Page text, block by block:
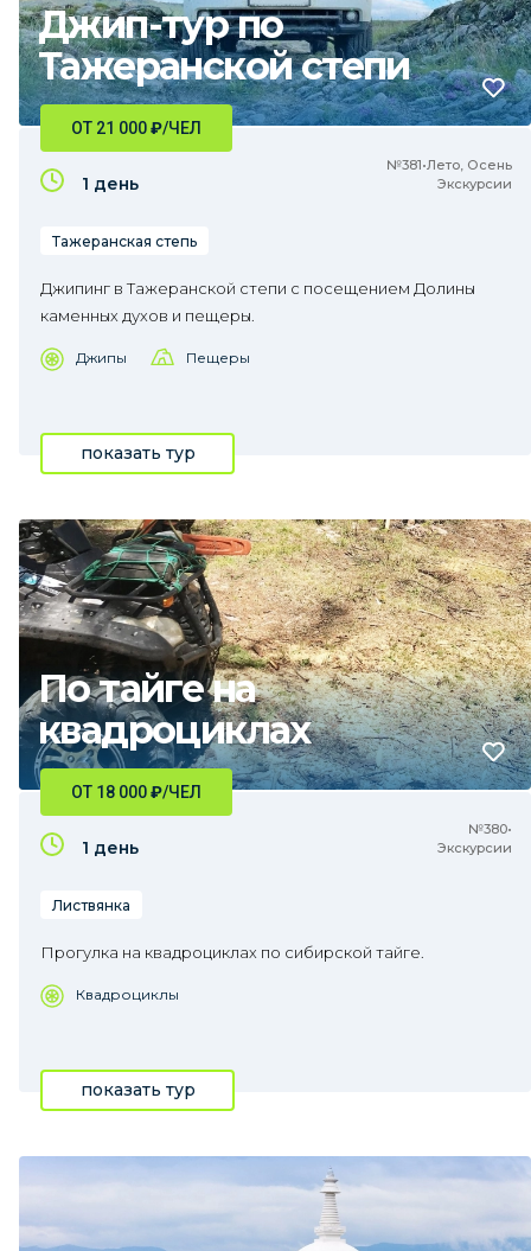
Джип-тур по
Тажеранской степи
№381•Лето, Осень
Экскурсии
ОТ 21 000₽/ЧЕЛ
1 день
Тажеранская степь
Джипинг в Тажеранской степи с посещением Долины
каменных духов и пещеры.
Джипы Пещеры
показать тур
По тайге на
квадроциклах
№380•
Экскурсии
ОТ 18 000₽/ЧЕЛ
1 день
Листвянка
Прогулка на квадроциклах по сибирской тайге.
Квадроциклы
показать тур